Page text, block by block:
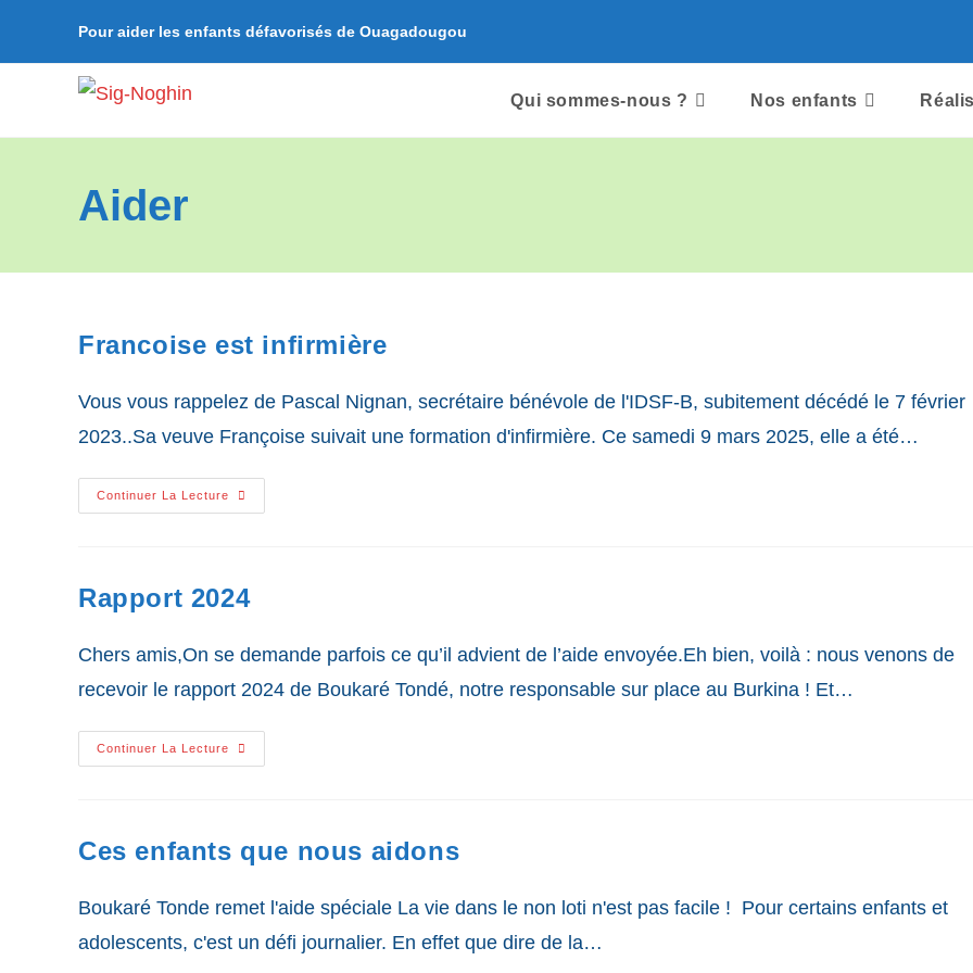
content
Pour aider les enfants défavorisés de Ouagadougou
Qui sommes-nous ? Nos enfants
Aider
Francoise est infirmière
Vous vous rappelez de Pascal Nignan, secrétaire bénévole de l'IDSF-B, subitement décédé le 7 février
2023..Sa veuve Françoise suivait une formation d'infirmière. Ce samedi 9 mars 2025, elle a été…
Continuer La Lecture
Francoise
Est
Rapport 2024
Chers amis,On se demande parfois ce qu’il advient de l’aide envoyée.Eh bien, voilà : nous venons de
recevoir le rapport 2024 de Boukaré Tondé, notre responsable sur place au Burkina ! Et…
Continuer La Lecture
Rapport
2024
Ces enfants que nous aidons
Boukaré Tonde remet l'aide spéciale La vie dans le non loti n'est pas facile ! Pour certains enfants et
adolescents, c'est un défi journalier. En effet que dire de la…